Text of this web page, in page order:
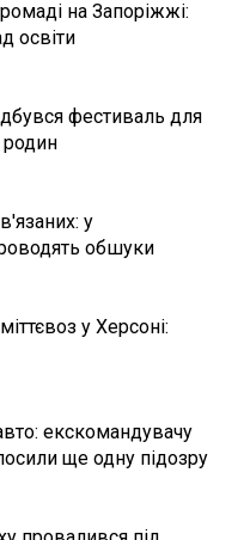
на Запоріжжі:
освіти
фестиваль для
родин
у
обшуки
у Херсоні:
екскомандувачу
ще одну підозру